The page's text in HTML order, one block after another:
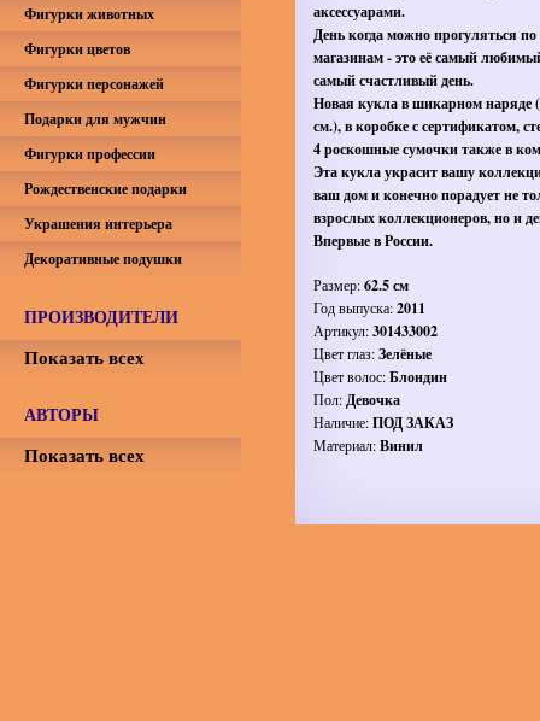
аксессуарами.
День когда можно прогуляться по
магазинам - это её самый
самый счастливый день.
Новая кукла в шикарном наряде
см.), в коробке с сертификатом,
4 роскошные сумочки также в
Эта кукла украсит вашу
ваш дом и конечно порадует не
взрослых коллекционеров, но и
Впервые в России.
Размер:62.5 см
Год выпуска:2011
Артикул:301433002
Цвет глаз:Зелёные
Цвет волос:Блондин
Пол:Девочка
Наличие:ПОД ЗАКАЗ
Материал:Винил
Фигурки животных
Фигурки цветов
Фигурки персонажей
Подарки для мужчин
Фигурки профессии
Рождественские подарки
Украшения интерьера
Декоративные подушки
ПРОИЗВОДИТЕЛИ
Показать всех
АВТОРЫ
Показать всех